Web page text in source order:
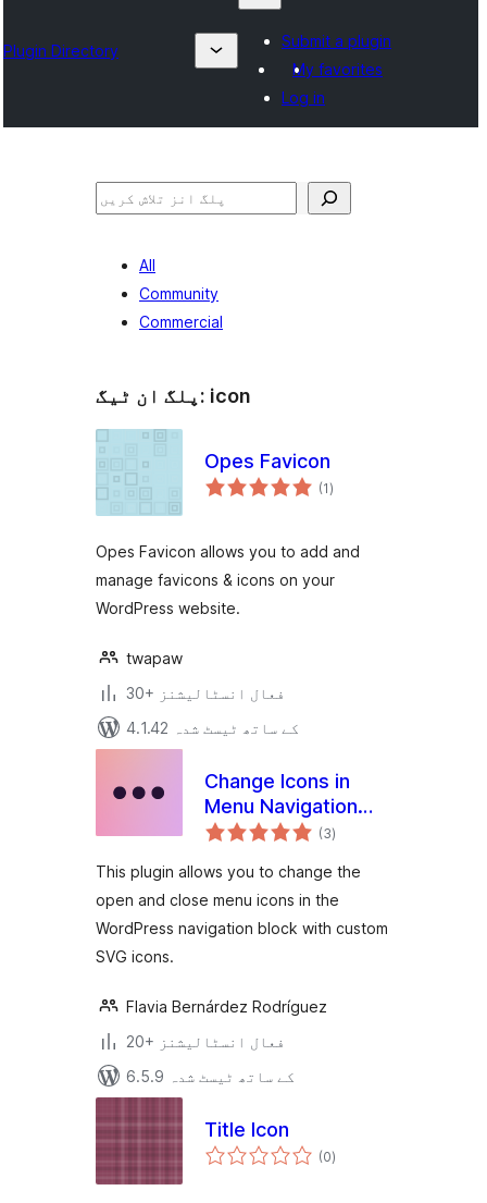
Plugin Directory
Submit a plugin
My favorites
Log in
تلاش
All
Community
Commercial
پلگ ان ٹیگ: icon
Opes Favicon
(1مجموعی
درجہ
)
Opes Favicon allows you to add and
manage favicons & icons on your
WordPress website.
twapaw
30+ فعال انسٹالیشنز
4.1.42 کے ساتھ ٹیسٹ شدہ
Change Icons in
Menu Navigation
Block
(3مجموعی
درجہ
)
This plugin allows you to change the
open and close menu icons in the
WordPress navigation block with custom
SVG icons.
Flavia Bernárdez Rodríguez
20+ فعال انسٹالیشنز
6.5.9 کے ساتھ ٹیسٹ شدہ
Title Icon
(0مجموعی
درجہ
)